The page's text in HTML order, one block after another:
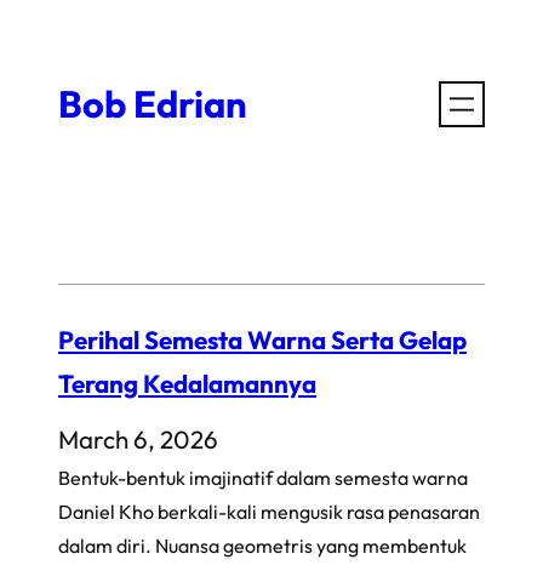
contentBob Edrian
Perihal Semesta Warna Serta Gelap
Terang Kedalamannya
March 6, 2026
Bentuk-bentuk imajinatif dalam semesta warna
Daniel Kho berkali-kali mengusik rasa penasaran
dalam diri. Nuansa geometris yang membentuk